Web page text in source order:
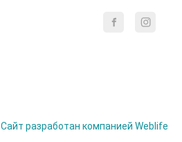
Сайт разработан компанией Weblife